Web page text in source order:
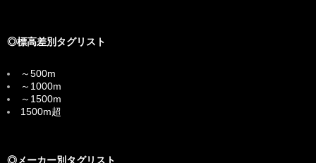
◎標高差別タグリスト
～500m
～1000m
～1500m
1500m超
◎メーカー別タグリスト